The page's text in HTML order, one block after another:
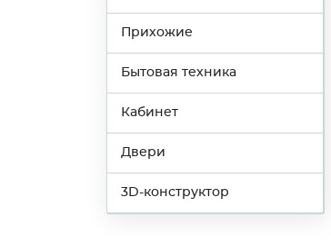
Прихожие
Бытовая техника
Кабинет
Двери
3D-конструктор